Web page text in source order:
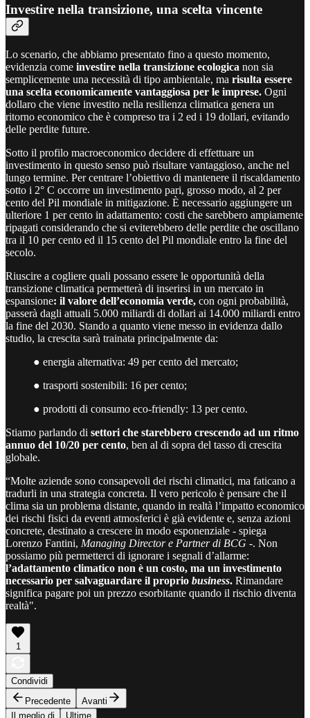
Investire nella transizione, una scelta vincente
Lo scenario, che abbiamo presentato fino a questo momento,
evidenzia come investire nella transizione ecologica non sia
semplicemente una necessità di tipo ambientale, ma risulta essere
una scelta economicamente vantaggiosa per le imprese. Ogni
dollaro che viene investito nella resilienza climatica genera un
ritorno economico che è compreso tra i 2 ed i 19 dollari, evitando
delle perdite future.
Sotto il profilo macroeconomico decidere di effettuare un
investimento in questo senso può risultare vantaggioso, anche nel
lungo termine. Per centrare l’obiettivo di mantenere il riscaldamento
sotto i 2° C occorre un investimento pari, grosso modo, al 2 per
cento del Pil mondiale in mitigazione. È necessario aggiungere un
ulteriore 1 per cento in adattamento: costi che sarebbero ampiamente
ripagati considerando che si eviterebbero delle perdite che oscillano
tra il 10 per cento ed il 15 cento del Pil mondiale entro la fine del
secolo.
Riuscire a cogliere quali possano essere le opportunità della
transizione climatica permetterà di inserirsi in un mercato in
espansione: il valore dell’economia verde, con ogni probabilità,
passerà dagli attuali 5.000 miliardi di dollari ai 14.000 miliardi entro
la fine del 2030. Stando a quanto viene messo in evidenza dallo
studio, la crescita sarà trainata principalmente da:
● energia alternativa: 49 per cento del mercato;
● trasporti sostenibili: 16 per cento;
● prodotti di consumo eco-friendly: 13 per cento.
Stiamo parlando di settori che starebbero crescendo ad un ritmo
annuo del 10/20 per cento, ben al di sopra del tasso di crescita
globale.
“Molte aziende sono consapevoli dei rischi climatici, ma faticano a
tradurli in una strategia concreta. Il vero pericolo è pensare che il
clima sia un problema distante, quando in realtà l’impatto economico
dei rischi fisici da eventi atmosferici è già evidente e, senza azioni
concrete, destinato a crescere in modo esponenziale - spiega
Lorenzo Fantini, Managing Director e Partner di BCG -. Non
possiamo più permetterci di ignorare i segnali d’allarme:
l’adattamento climatico non è un costo, ma un investimento
necessario per salvaguardare il proprio business. Rimandare
significa pagare poi un prezzo esorbitante quando il rischio diventa
realtà".
1
Condividi
Precedente
Avanti
Il meglio di
Ultime